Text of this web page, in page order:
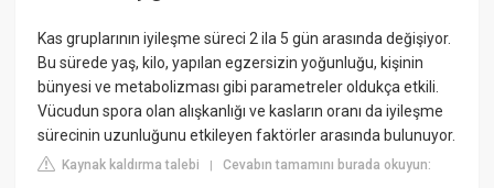
Kas gruplarının iyileşme süreci 2 ila 5 gün arasında değişiyor.
Bu sürede yaş, kilo, yapılan egzersizin yoğunluğu, kişinin
bünyesi ve metabolizması gibi parametreler oldukça etkili.
Vücudun spora olan alışkanlığı ve kasların oranı da iyileşme
sürecinin uzunluğunu etkileyen faktörler arasında bulunuyor.
Kaynak kaldırma talebi |Cevabın tamamını burada okuyun: